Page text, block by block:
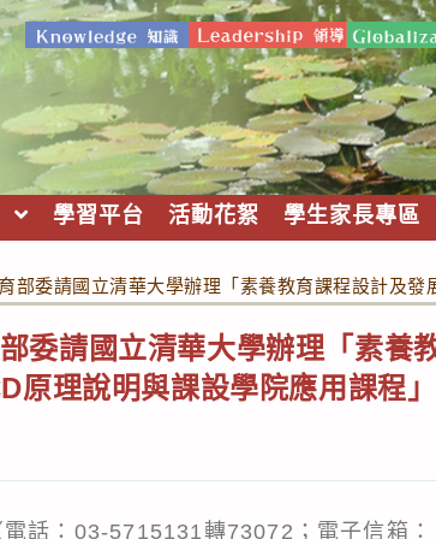
學習平台 活動花絮 學生家長專區
部委請國立清華大學辦理「素養教育課程設計及
委請國立清華大學辦理「素養
原理說明與課設學院應用課程
話：03-5715131轉73072；電子信箱：